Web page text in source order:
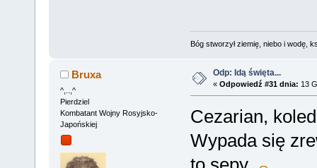
Bóg stworzył ziemię, niebo i wodę,
Bruxa
^,..,^
Pierdziel
Kombatant Wojny Rosyjsko-
Japońskiej
Odp: Idą święta...
« Odpowiedź #31 dnia: 13
Cezarian,
Wypada się